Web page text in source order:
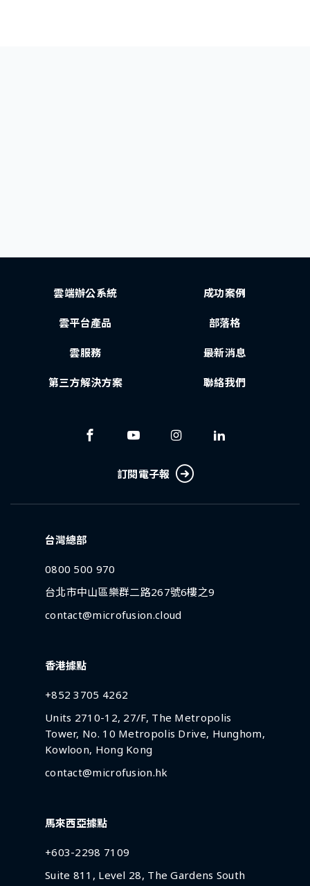
雲端辦公系統
雲平台產品
雲服務
第三方解決方案
成功案例
部落格
最新消息
聯絡我們
訂閱電子報
台灣總部
0800 500 970
台北市中山區樂群二路267號6樓之9
contact@microfusion.cloud
香港據點
+852 3705 4262
Units 2710-12, 27/F, The Metropolis
Tower, No. 10 Metropolis Drive, Hunghom,
Kowloon, Hong Kong
contact@microfusion.hk
馬來西亞據點
+603-2298 7109
Suite 811, Level 28, The Gardens South